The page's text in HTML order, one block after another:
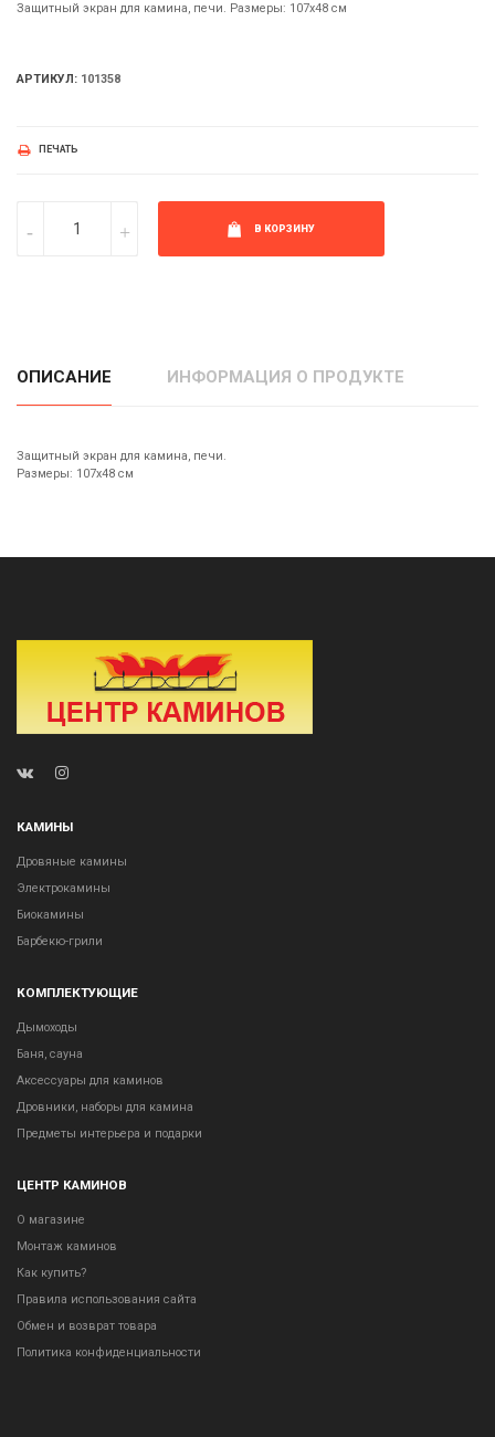
Защитный экран для камина, печи. Размеры: 107х48 см
АРТИКУЛ: 101358
ПЕЧАТЬ
В КОРЗИНУ
ОПИСАНИЕ ИНФОРМАЦИЯ О ПРОДУКТЕ
Защитный экран для камина, печи.
Размеры: 107х48 см
КАМИНЫ
Дровяные камины
Электрокамины
Биокамины
Барбекю-грили
КОМПЛЕКТУЮЩИЕ
Дымоходы
Баня, сауна
Аксессуары для каминов
Дровники, наборы для камина
Предметы интерьера и подарки
ЦЕНТР КАМИНОВ
О магазине
Монтаж каминов
Как купить?
Правила использования сайта
Обмен и возврат товара
Политика конфиденциальности